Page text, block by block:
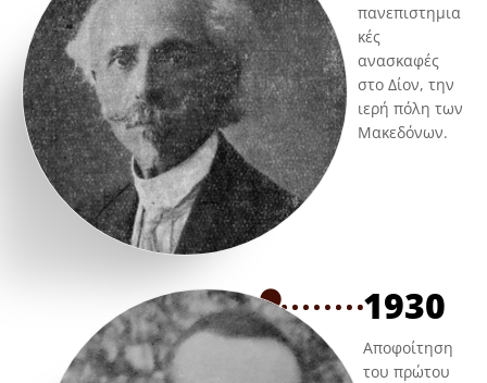
πανεπιστημια
κές
ανασκαφές
στο Δίον, την
ιερή πόλη των
Μακεδόνων.
1930
Αποφοίτηση
του πρώτου